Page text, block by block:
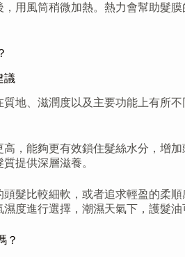
用風筒稍微加熱。熱力會幫助髮
議
地、滋潤度以及主要功能上有所
，能夠更有效鎖住髮絲水分，增
提供深層滋養。
髮比較細軟，或者追求輕盈的柔
度進行選擇，潮濕天氣下，護髮油
？